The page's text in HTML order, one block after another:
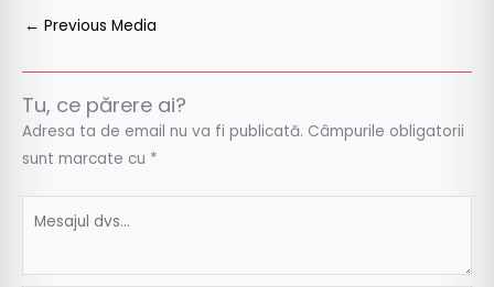
← Previous Media
Tu, ce părere ai?
Adresa ta de email nu va fi publicată. Câmpurile obligatorii
sunt marcate cu *